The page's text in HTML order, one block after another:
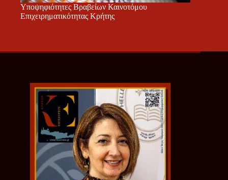
Υποψηφιότητες Βραβείων Καινοτόμου
Επιχειρηματικότητας Κρήτης